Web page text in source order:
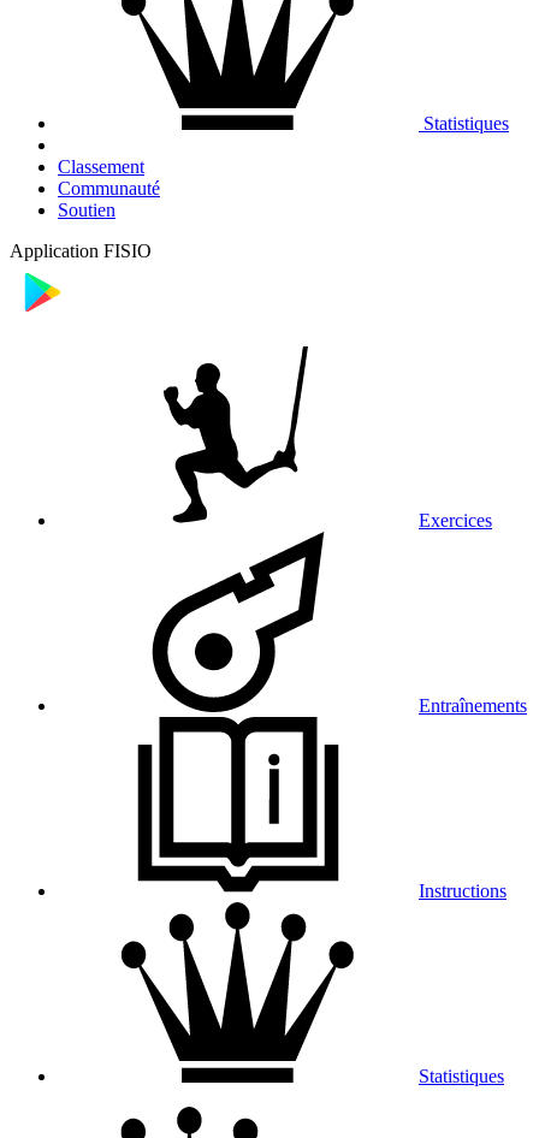
Statistiques
Classement
Communauté
Soutien
Application FISIO
Exercices
Entraînements
Instructions
Statistiques